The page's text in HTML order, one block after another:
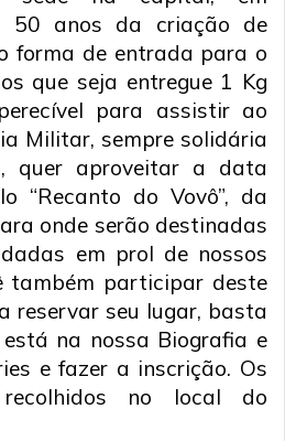
50 anos da criação de
forma de entrada para o
que seja entregue 1 Kg
para assistir ao
Militar, sempre solidária
quer aproveitar a data
“Recanto do Vovô”, da
onde serão destinadas
em prol de nossos
também participar deste
reservar seu lugar, basta
na nossa Biografia e
e fazer a inscrição. Os
no local do